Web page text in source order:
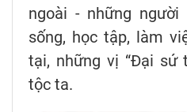
ngoài - những
sống, học tập, làm
tại, những vị “Đại sứ
tộc ta.